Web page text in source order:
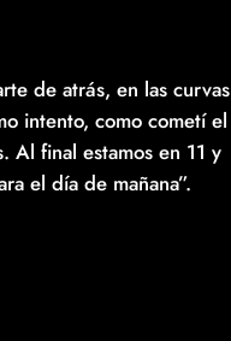
de atrás, en las curvas
intento, como cometí el
Al final estamos en 11 y
el día de mañana”.